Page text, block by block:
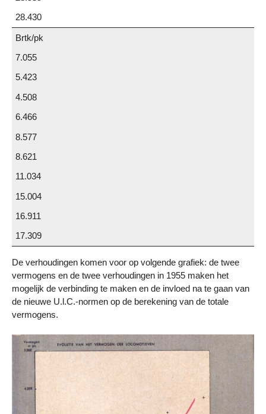
28.430
Brtk/pk
7.055
5.423
4.508
6.466
8.577
8.621
11.034
15.004
16.911
17.309
De verhoudingen komen voor op volgende grafiek: de twee
vermogens en de twee verhoudingen in 1955 maken het
mogelijk de verbinding te maken en de invloed na te gaan van
de nieuwe U.l.C.-normen op de berekening van de totale
vermogens.